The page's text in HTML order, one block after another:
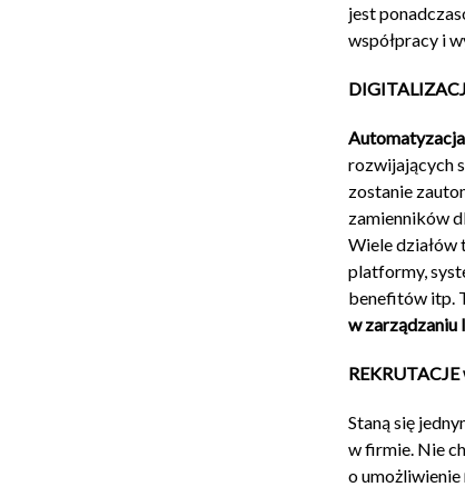
jest
współpracy i
rozwijających
zostanie
zamienników
Wiele
platformy,
benefitów itp.
w zarządzaniu
Staną się
w firmie. Nie
o umożliwienie